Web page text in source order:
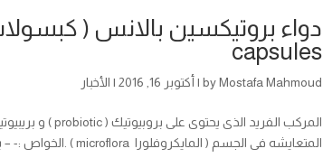
capsules
byMostafa Mahmoud
| أكتوبر 16, 2016 | الأخبار
المتعايشه فى الجسم ( المايكروفلورا microflora ) .الخواص :- – يحتوى جهازنا الهضمى على البلايين من البكتيريا النافعة التى...